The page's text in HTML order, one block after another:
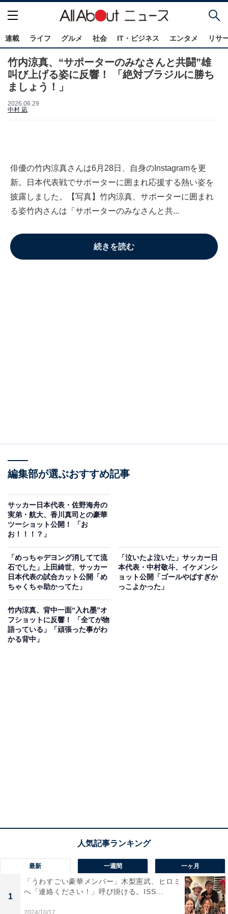
連載 ライフ グルメ 社会 IT・ビジネス エンタメ リサ
竹内涼真、“サポーターのみなさんと共闘”雄
叫び上げる姿に反響！ 「絶対ブラジルに勝ち
ましょう！」
2026.06.29
中村 凪
俳優の竹内涼真さんは6月28日、自身のInstagramを更
新。日本代表戦でサポーターに囲まれ応援する熱い姿を
披露しました。【写真】竹内涼真、サポーターに囲まれ
る姿竹内さんは「サポーターのみなさんと共...
続きを読む
編集部が選ぶおすすめ記事
サッカー日本代表・佐野海舟の
実弟・航大、香川真司との豪華
ツーショット公開！ 「お
お！！！？」
「めっちゃデヨング消してて流
石でした」上田綺世、サッカー
日本代表の試合カット公開「め
ちゃくちゃ助かってた」
「泣いたよ泣いた」サッカー日
本代表・中村敬斗、イケメンシ
ョット公開「ゴールやばすぎか
っこよかった」
竹内涼真、背中一面“入れ墨”オ
フショットに反響！ 「全てが物
語っている」「頑張った事がわ
かる背中」
最新 一週間 一ヶ月
1
「うわすごい豪華メンバー」木梨憲武、ヒロミ
へ「連絡ください！」呼び掛ける。ISS...